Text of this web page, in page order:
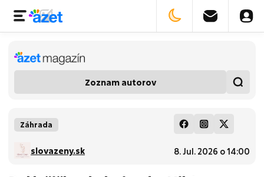
Zoznam autorov
Záhrada
8. Jul. 2026 o 14:00
slovazeny.sk